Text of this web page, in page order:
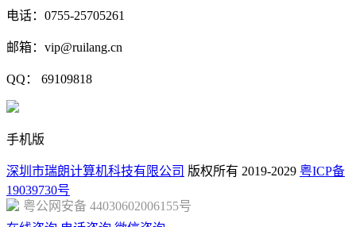
电话：0755-25705261
邮箱：vip@ruilang.cn
QQ： 69109818
手机版
深圳市瑞朗计算机科技有限公司 版权所有 2019-2029 粤ICP备
19039730号
粤公网安备 44030602006155号